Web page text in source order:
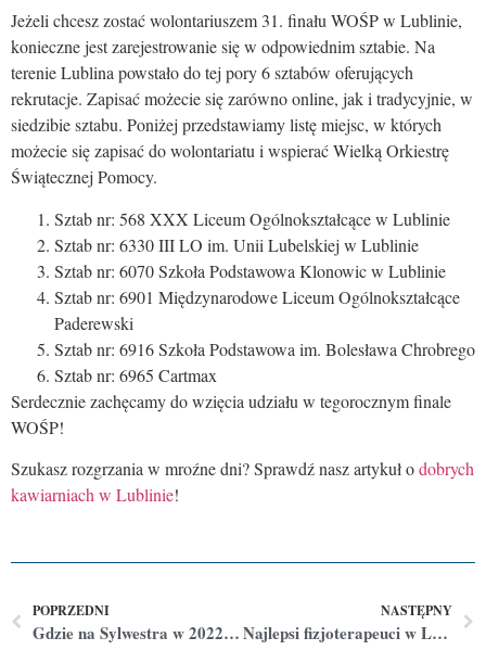
Jeżeli chcesz zostać wolontariuszem 31. finału WOŚP w Lublinie,
konieczne jest zarejestrowanie się w odpowiednim sztabie. Na
terenie Lublina powstało do tej pory 6 sztabów oferujących
rekrutacje. Zapisać możecie się zarówno online, jak i tradycyjnie, w
siedzibie sztabu. Poniżej przedstawiamy listę miejsc, w których
możecie się zapisać do wolontariatu i wspierać Wielką Orkiestrę
Świątecznej Pomocy.
Sztab nr: 568 XXX Liceum Ogólnokształcące w Lublinie
Sztab nr: 6330 III LO im. Unii Lubelskiej w Lublinie
Sztab nr: 6070 Szkoła Podstawowa Klonowic w Lublinie
Sztab nr: 6901 Międzynarodowe Liceum Ogólnokształcące
Paderewski
Sztab nr: 6916 Szkoła Podstawowa im. Bolesława Chrobrego
Sztab nr: 6965 Cartmax
Serdecznie zachęcamy do wzięcia udziału w tegorocznym finale
WOŚP!
Szukasz rozgrzania w mroźne dni? Sprawdź nasz artykuł odobrych
kawiarniach w Lublinie!
POPRZEDNI
Gdzie na Sylwestra w 2022? Najpopularniejsze kierunki na przywitanie Nowego Roku
NASTĘPNY
Najlepsi fizjoterapeuci w Lublinie według opinii Google. Do kogo warto się wybrać?